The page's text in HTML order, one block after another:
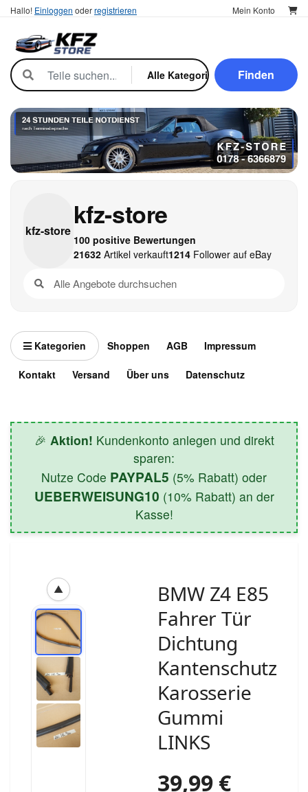
Hallo! Einloggen oderregistrieren Mein Konto
Finden
kfz-store
kfz-store
100 positive Bewertungen
21632Artikel verkauft1214Follower auf eBay
Kategorien Shoppen AGB Impressum
Kontakt Versand Über uns Datenschutz
🎉 Aktion! Kundenkonto anlegen und direkt
sparen:
Nutze Code PAYPAL5 (5% Rabatt) oder
UEBERWEISUNG10 (10% Rabatt) an der
Kasse!
▲
BMW Z4 E85
Fahrer Tür
Dichtung
Kantenschutz
Karosserie
Gummi
LINKS
39,99 €